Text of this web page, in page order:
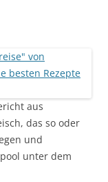
aus
das so oder
und
unter dem